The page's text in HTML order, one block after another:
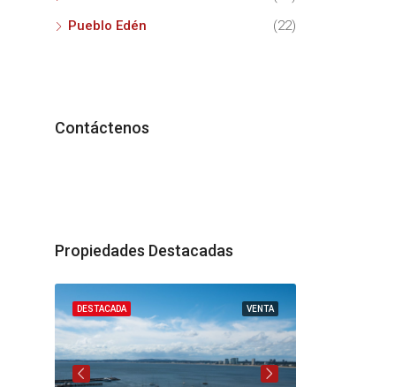
Pueblo Edén
(22)
Contáctenos
Propiedades Destacadas
VENTA
DESTACADA